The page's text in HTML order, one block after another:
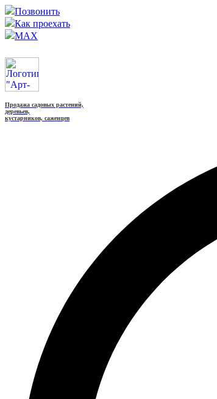
Позвонить
Как проехать
MAX
Продажа садовых растений,
деревьев,
кустарников, саженцев